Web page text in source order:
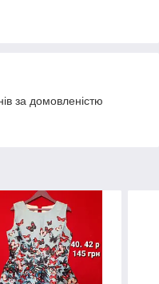
за домовленістю